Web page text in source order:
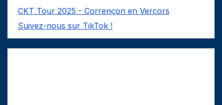
CKT Tour 2025 - Corrençon en Vercors
Suivez-nous sur TikTok !